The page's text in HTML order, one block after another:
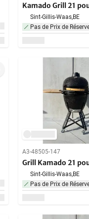
Kamado Grill 21
Sint-Gillis-Waas,BE
Pas de Prix de
A3-48505-147
Grill Kamado 21
Sint-Gillis-Waas,BE
Pas de Prix de